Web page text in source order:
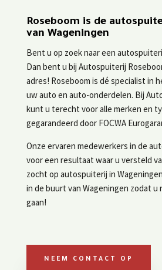
Roseboom is de
van Wageningen
Bent u op zoek naar een
Dan bent u bij Autospuiterij
adres! Roseboom is dé specialist in
uw auto en auto-onderdelen. Bij
kunt u terecht voor alle merken en
gegarandeerd door FOCWA
Onze ervaren medewerkers in de
voor een resultaat waar u versteld
zocht op autospuiterij in
in de buurt van Wageningen zodat
gaan!
NEEM CONTACT OP